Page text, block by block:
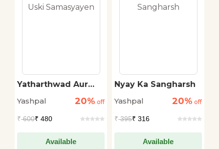
Yatharthwad Aur
Yashpal
20% off
₹600₹ 480
Available
Nyay Ka Sangharsh
Yashpal
20% off
₹395₹ 316
Available